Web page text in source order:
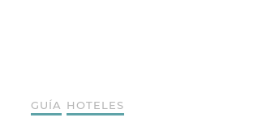
GUÍA HOTELES